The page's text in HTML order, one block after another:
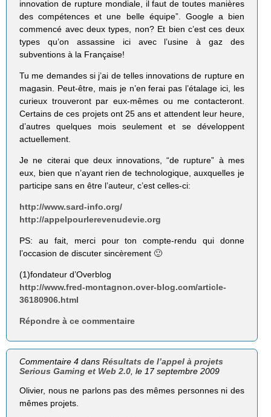
innovation de rupture mondiale, il faut de toutes manières
des compétences et une belle équipe”. Google a bien
commencé avec deux types, non? Et bien c’est ces deux
types qu’on assassine ici avec l’usine à gaz des
subventions à la Française!
Tu me demandes si j’ai de telles innovations de rupture en
magasin. Peut-être, mais je n’en ferai pas l’étalage ici, les
curieux trouveront par eux-mêmes ou me contacteront.
Certains de ces projets ont 25 ans et attendent leur heure,
d’autres quelques mois seulement et se développent
actuellement.
Je ne citerai que deux innovations, “de rupture” à mes
eux, bien que n’ayant rien de technologique, auxquelles je
participe sans en être l’auteur, c’est celles-ci:
http://www.sard-info.org/
http://appelpourlerevenudevie.org
PS: au fait, merci pour ton compte-rendu qui donne
l’occasion de discuter sincèrement 🙂
(1)fondateur d’Overblog
http://www.fred-montagnon.over-blog.com/article-
36180906.html
Répondre à ce commentaire
Commentaire 4 dansRésultats de l’appel à projets
Serious Gaming et Web 2.0 , le 17 septembre 2009
Olivier, nous ne parlons pas des mêmes personnes ni des
mêmes projets.